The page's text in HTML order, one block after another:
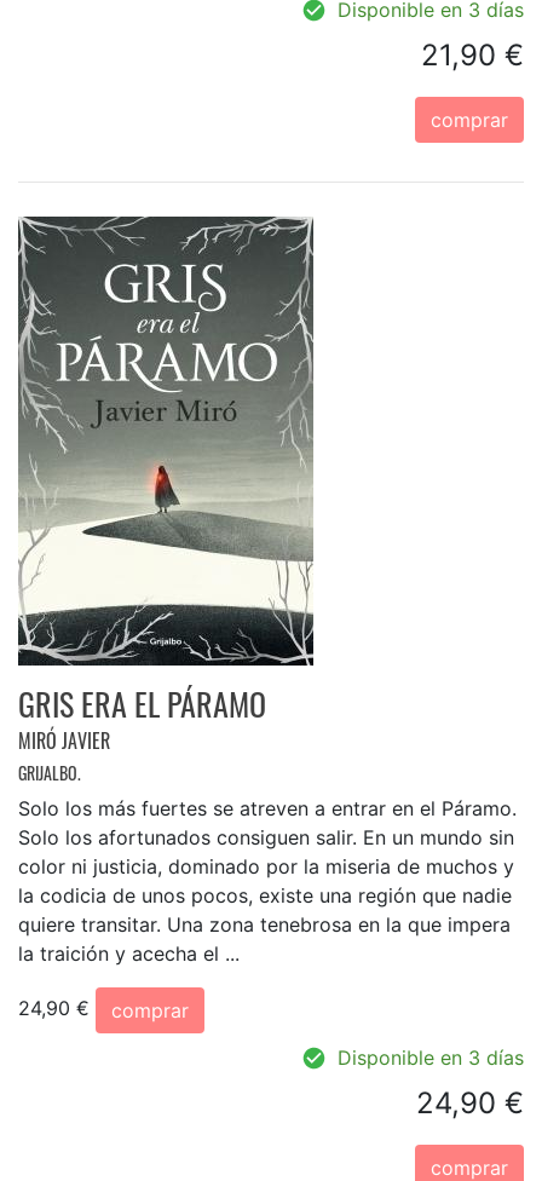
Disponible en 3 días
21,90 €
comprar
GRIS ERA EL PÁRAMO
MIRÓ JAVIER
GRIJALBO.
Solo los más fuertes se atreven a entrar en el Páramo.
Solo los afortunados consiguen salir. En un mundo sin
color ni justicia, dominado por la miseria de muchos y
la codicia de unos pocos, existe una región que nadie
quiere transitar. Una zona tenebrosa en la que impera
la traición y acecha el ...
24,90 €
comprar
Disponible en 3 días
24,90 €
comprar